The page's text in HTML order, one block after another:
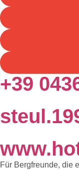
+39
Für Bergfreunde, die